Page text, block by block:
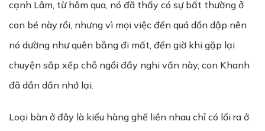
cạnh Lâm, từ hôm qua, nó đã thấy có sự bất thường ở
con bé này rồi, nhưng vì mọi việc đến quá dồn dập nên
nó dường như quên bẵng đi mất, đến giờ khi gặp lại
chuyện sắp xếp chỗ ngồi đầy nghi vấn này, con Khanh
đã dần dần nhớ lại.
Loại bàn ở đây là kiểu hàng ghế liền nhau chỉ có lối ra ở